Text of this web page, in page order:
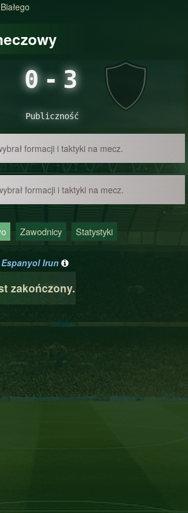
0- 3
Publiczność
formacji i taktyki na mecz.
formacji i taktyki na mecz.
Zawodnicy Statystyki
Espanyol Irun
zakończony.